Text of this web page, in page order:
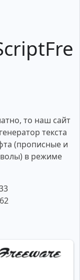
то наш сайт
текста
(прописные и
в режиме